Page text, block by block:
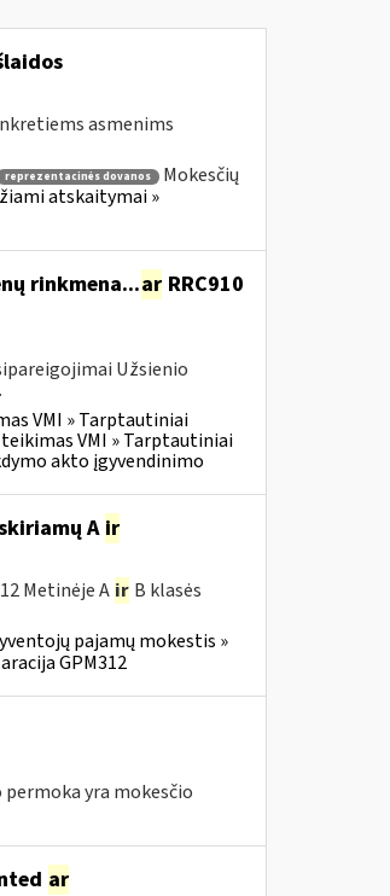
asmenims
reprezentacinės dovanos
Mokesčių
atskaitymai »
rinkmena...arRRC910
Užsienio
VMI » Tarptautiniai
VMI » Tarptautiniai
akto įgyvendinimo
A ir
Metinėje A ir B klasės
pajamų mokestis »
GPM312
yra mokesčio
ar